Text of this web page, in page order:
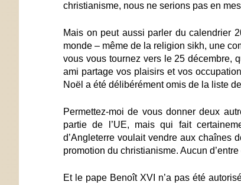
christianisme, nous ne serions pas en
Mais on peut aussi parler du calendrier
monde – même de la religion sikh, une
vous vous tournez vers le 25 décembre,
ami partage vos plaisirs et vos
Noël a été délibérément omis de la liste
Permettez-moi de vous donner deux
partie de l’UE, mais qui fait
d’Angleterre voulait vendre aux chaînes
promotion du christianisme. Aucun d’entre
Et le pape Benoît XVI n’a pas été